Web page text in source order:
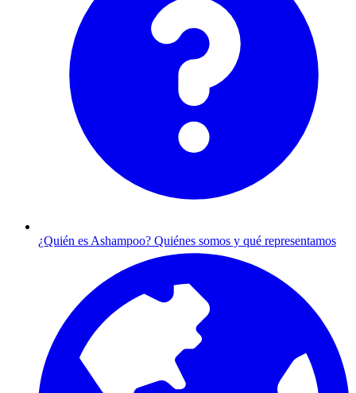
¿Quién es Ashampoo? Quiénes somos y qué representamos